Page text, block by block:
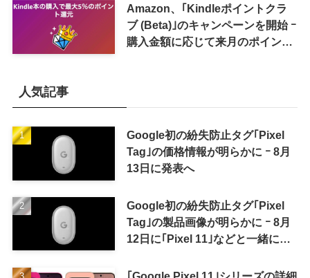
Amazon、｢Kindleポイントクラ
ブ (Beta)｣のキャンペーンを開始 ｰ
購入金額に応じて来月のポイント
人気記事
Google初の紛失防止タグ｢Pixel
Tag｣の価格情報が明らかに ｰ 8月
13日に発表へ
Google初の紛失防止タグ｢Pixel
Tag｣の製品画像が明らかに ｰ 8月
12日に｢Pixel 11｣などと一緒に発